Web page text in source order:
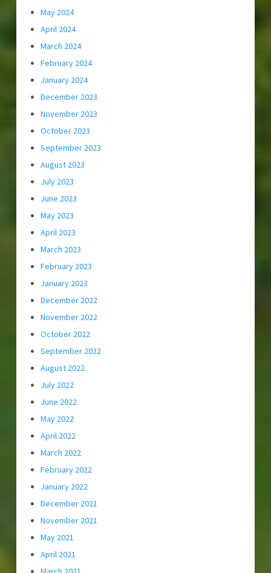
May 2024
April 2024
March 2024
February 2024
January 2024
December 2023
November 2023
October 2023
September 2023
August 2023
July 2023
June 2023
May 2023
April 2023
March 2023
February 2023
January 2023
December 2022
November 2022
October 2022
September 2022
August 2022
July 2022
June 2022
May 2022
April 2022
March 2022
February 2022
January 2022
December 2021
November 2021
May 2021
April 2021